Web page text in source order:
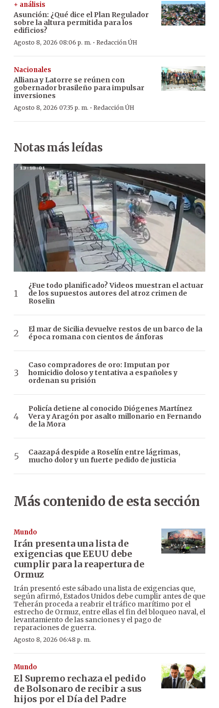
+ análisis
Asunción: ¿Qué dice el Plan Regulador
sobre la altura permitida para los
edificios?
Agosto 8, 2026 08:06 p. m. · Redacción ÚH
Nacionales
Alliana y Latorre se reúnen con
gobernador brasileño para impulsar
inversiones
Agosto 8, 2026 07:35 p. m. · Redacción ÚH
Notas más leídas
¿Fue todo planificado? Videos muestran el actuar
de los supuestos autores del atroz crimen de
Roselin
El mar de Sicilia devuelve restos de un barco de la
época romana con cientos de ánforas
Caso compradores de oro: Imputan por
homicidio doloso y tentativa a españoles y
ordenan su prisión
Policía detiene al conocido Diógenes Martínez
Vera y Aragón por asalto millonario en Fernando
de la Mora
Caazapá despide a Roselín entre lágrimas,
mucho dolor y un fuerte pedido de justicia
Más contenido de esta sección
Mundo
Irán presenta una lista de
exigencias que EEUU debe
cumplir para la reapertura de
Ormuz
Irán presentó este sábado una lista de exigencias que,
según afirmó, Estados Unidos debe cumplir antes de que
Teherán proceda a reabrir el tráfico marítimo por el
estrecho de Ormuz, entre ellas el fin del bloqueo naval, el
levantamiento de las sanciones y el pago de
reparaciones de guerra.
Agosto 8, 2026 06:48 p. m.
Mundo
El Supremo rechaza el pedido
de Bolsonaro de recibir a sus
hijos por el Día del Padre